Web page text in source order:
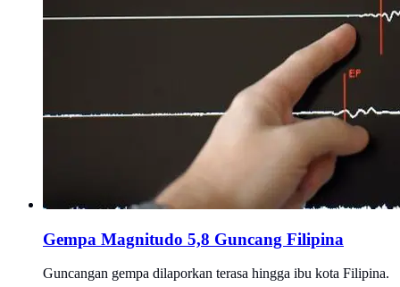
Gempa Magnitudo 5,8 Guncang Filipina
Guncangan gempa dilaporkan terasa hingga ibu kota Filipina.